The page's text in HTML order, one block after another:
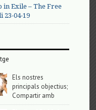
in Exile – The Free
23-04-19
Els nostres
principals objectius;
Compartir amb